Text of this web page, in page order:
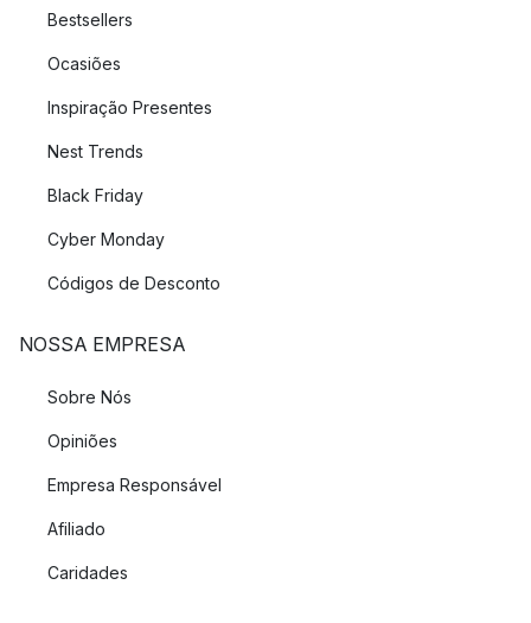
Bestsellers
Ocasiões
Inspiração Presentes
Nest Trends
Black Friday
Cyber Monday
Códigos de Desconto
NOSSA EMPRESA
Sobre Nós
Opiniões
Empresa Responsável
Afiliado
Caridades